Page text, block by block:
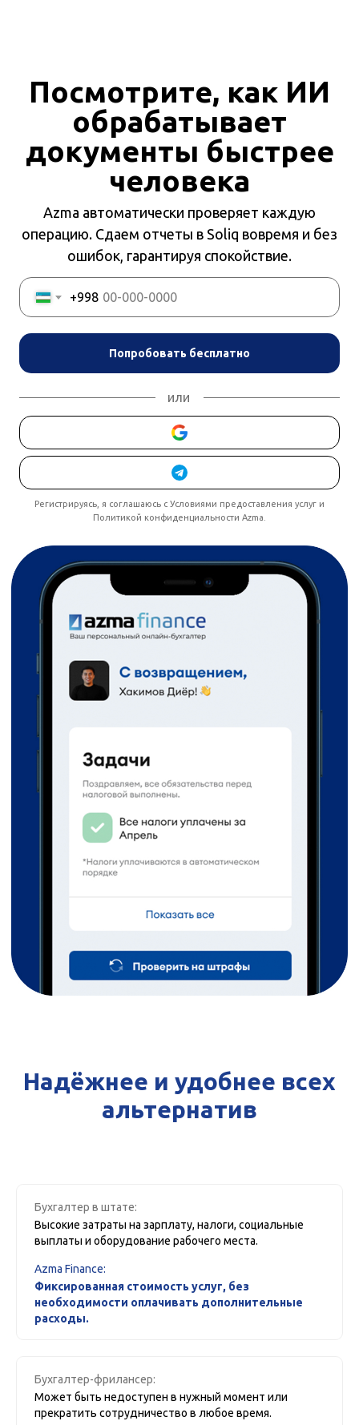
Регистрируясь, я соглашаюсь с Условиями предоставления услуг и
Политикой конфиденциальности Azma.
+998
Попробовать бесплатно
или
Azma автоматически проверяет каждую
операцию. Сдаем отчеты в Soliq вовремя и без
ошибок, гарантируя спокойствие.
Посмотрите, как ИИ
обрабатывает
документы быстрее
человека
Надёжнее и удобнее всех
альтернатив
Бухгалтер в штате:
Высокие затраты на зарплату, налоги, социальные
выплаты и оборудование рабочего места.
Azma Finance:
Фиксированная стоимость услуг, без
необходимости оплачивать дополнительные
расходы.
Бухгалтер-фрилансер:
Может быть недоступен в нужный момент или
прекратить сотрудничество в любое время.